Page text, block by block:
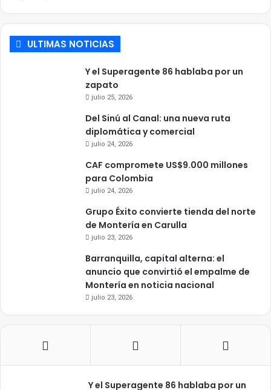
ULTIMAS NOTICIAS
Y el Superagente 86 hablaba por un
zapato
julio 25, 2026
Del Sinú al Canal: una nueva ruta
diplomática y comercial
julio 24, 2026
CAF compromete US$9.000 millones
para Colombia
julio 24, 2026
Grupo Éxito convierte tienda del norte
de Montería en Carulla
julio 23, 2026
Barranquilla, capital alterna: el
anuncio que convirtió el empalme de
Montería en noticia nacional
julio 23, 2026
Y el Superagente 86 hablaba por un